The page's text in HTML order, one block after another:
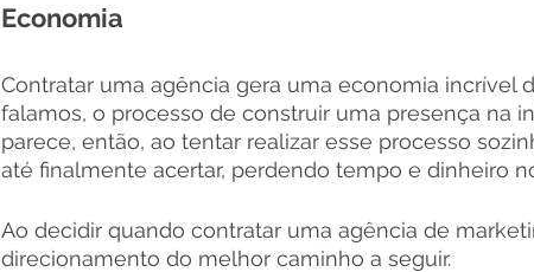
Economia
Contratar uma agência gera uma economia incrível
falamos, o processo de construir uma presença na
parece, então, ao tentar realizar esse processo
até finalmente acertar, perdendo tempo e dinheiro
Ao decidir quando contratar uma agência de
direcionamento do melhor caminho a seguir.